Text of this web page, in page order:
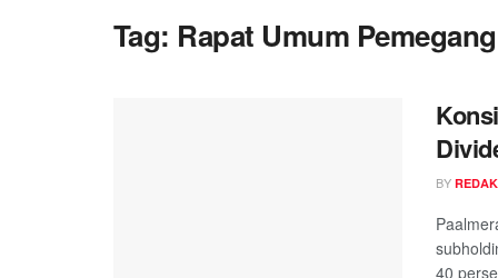
Tag: Rapat Umum
BY
40